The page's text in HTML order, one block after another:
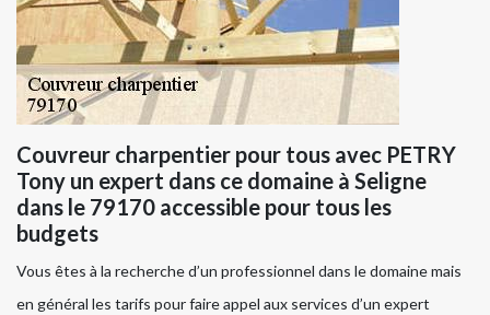
Couvreur charpentier pour tous avec PETRY
Tony un expert dans ce domaine à Seligne
dans le 79170 accessible pour tous les
budgets
Vous êtes à la recherche d’un professionnel dans le domaine mais
en général les tarifs pour faire appel aux services d’un expert